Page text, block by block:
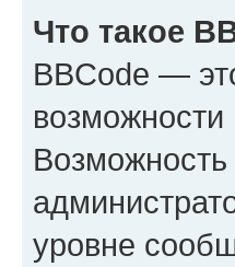
Что такое
BBCode —
уровне